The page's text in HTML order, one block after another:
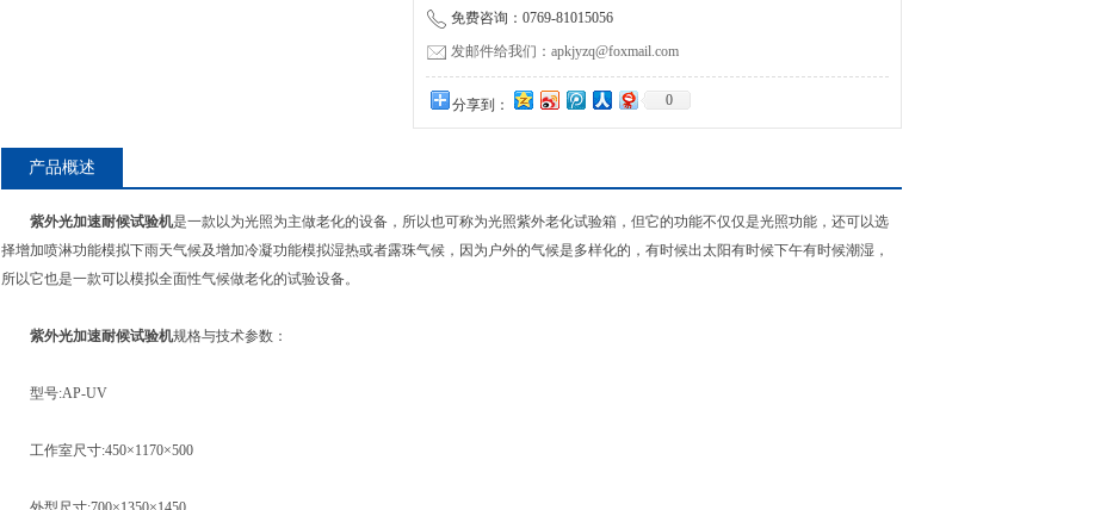
免费咨询：0769-81015056
发邮件给我们：apkjyzq@foxmail.com
分享到： 0
产品概述
紫外光加速耐候试验机是一款以为光照为主做老化的设备，所以也可称为光照紫外老化试验箱，但它的功能不仅仅是光照功能，还可以选
择增加喷淋功能模拟下雨天气候及增加冷凝功能模拟湿热或者露珠气候，因为户外的气候是多样化的，有时候出太阳有时候下午有时候潮湿，
所以它也是一款可以模拟全面性气候做老化的试验设备。
紫外光加速耐候试验机规格与技术参数：
型号:AP-UV
工作室尺寸:450×1170×500